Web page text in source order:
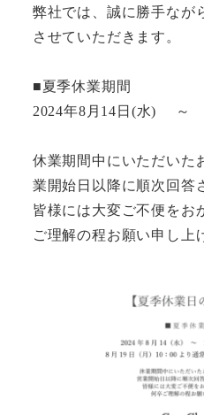
弊社では、誠に勝手なが
させていただきます。
■夏季休業期間
2024年8月14日(水) ～
休業期間中にいただいた
業開始日以降に順次回答
皆様には大変ご不便をお
ご理解の程お願い申し上